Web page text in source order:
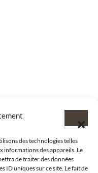
des technologies telles
informations des appareils. Le
de traiter des données
ID uniques sur ce site. Le fait de